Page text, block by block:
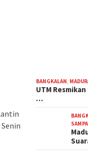
BANGKALAN,
UTM
…